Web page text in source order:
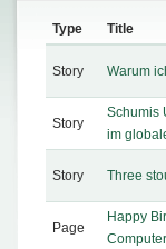
Type Title
Story Warum
Story
Schumis
im
Story Three
Page
Happy